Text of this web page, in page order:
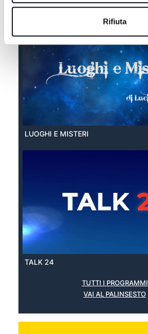
Rifiuta
EXTRA ESTATE
LUOGHI E MISTERI
TALK 24
TUTTI I PROGRAMMI
VAI AL PALINSESTO